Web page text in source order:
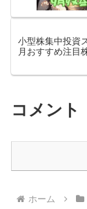
小型株集中投資
月おすすめ注目
コメント
ホーム